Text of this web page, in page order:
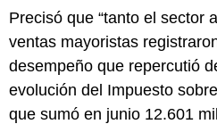
Precisó que “tanto el sector
ventas mayoristas
desempeño que repercutió
evolución del Impuesto
que sumó en junio 12.601